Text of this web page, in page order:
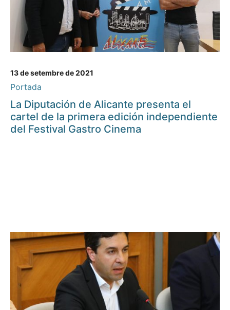
13 de setembre de 2021
Portada
La Diputación de Alicante presenta el
cartel de la primera edición independiente
del Festival Gastro Cinema